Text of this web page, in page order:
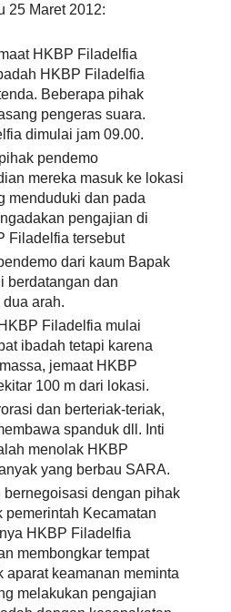
25 Maret 2012:
HKBP Filadelfia
HKBP Filadelfia
Beberapa pihak
pengeras suara.
dimulai jam 09.00.
pendemo
mereka masuk ke lokasi
menduduki dan pada
pengajian di
Filadelfia tersebut
dari kaum Bapak
berdatangan dan
arah.
Filadelfia mulai
ibadah tetapi karena
jemaat HKBP
100 m dari lokasi.
dan berteriak-teriak,
spanduk dll. Inti
menolak HKBP
yang berbau SARA.
bernegoisasi dengan pihak
pemerintah Kecamatan
HKBP Filadelfia
membongkar tempat
aparat keamanan meminta
melakukan pengajian